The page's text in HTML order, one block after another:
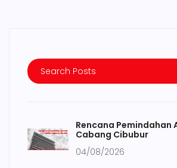
Rencana Pemindahan
Cabang Cibubur
04/08/2026